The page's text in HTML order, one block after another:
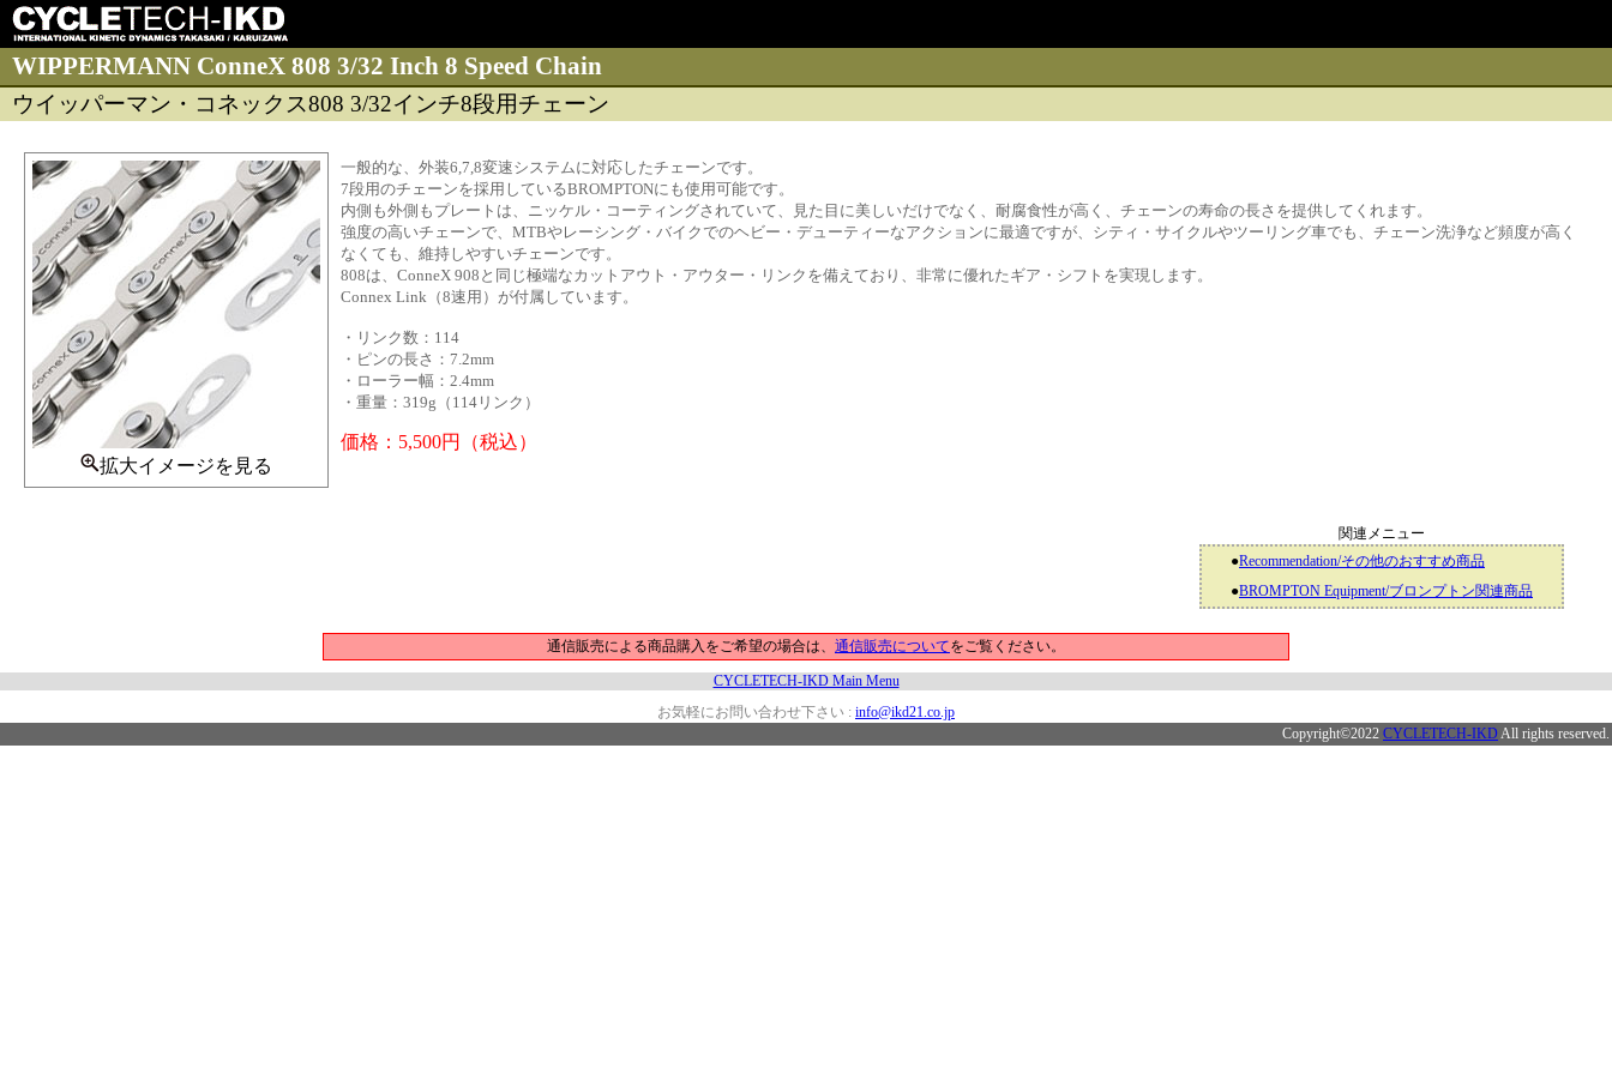
WIPPERMANN ConneX 808 3/32 Inch 8 Speed Chain
ウイッパーマン・コネックス808 3/32インチ8段用チェーン
拡大イメージを見る
一般的な、外装6,7,8変速システムに対応したチェーンです。
7段用のチェーンを採用しているBROMPTONにも使用可能です。
内側も外側もプレートは、ニッケル・コーティングされていて、見た目に美しいだけでなく、耐腐食性が高く、チェーンの寿命の長さを提供してくれます。
強度の高いチェーンで、MTBやレーシング・バイクでのヘビー・デューティーなアクションに最適ですが、シティ・サイクルやツーリング車でも、チェーン洗浄など頻度が高く
なくても、維持しやすいチェーンです。
808は、ConneX 908と同じ極端なカットアウト・アウター・リンクを備えており、非常に優れたギア・シフトを実現します。
Connex Link（8速用）が付属しています。
・リンク数：114
・ピンの長さ：7.2mm
・ローラー幅：2.4mm
・重量：319g（114リンク）
価格：5,500円（税込）
関連メニュー
●Recommendation/その他のおすすめ商品
●BROMPTON Equipment/ブロンプトン関連商品
通信販売による商品購入をご希望の場合は、 通信販売についてをご覧ください。
CYCLETECH-IKD Main Menu
お気軽にお問い合わせ下さい : info@ikd21.co.jp
Copyright©2022 CYCLETECH-IKD All rights reserved.